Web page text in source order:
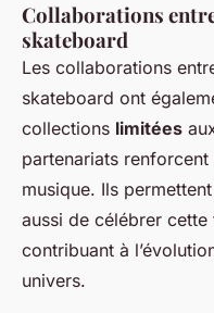
Collaborations
skateboard
Les collaborations
skateboard ont
collections limitées
partenariats
musique. Ils
aussi de célébrer
contribuant à
univers.